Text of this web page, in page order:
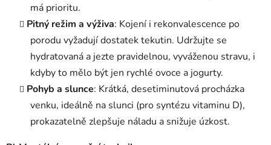
má prioritu.
Pitný režim a výživa: Kojení i rekonvalescence po
porodu vyžadují dostatek tekutin. Udržujte se
hydratovaná a jezte pravidelnou, vyváženou stravu, i
kdyby to mělo být jen rychlé ovoce a jogurty.
Pohyb a slunce: Krátká, desetiminutová procházka
venku, ideálně na slunci (pro syntézu vitaminu D),
prokazatelně zlepšuje náladu a snižuje úzkost.